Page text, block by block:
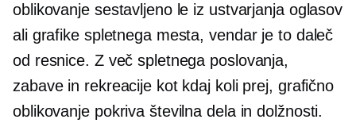
oblikovanje sestavljeno le iz ustvarjanja oglasov
ali grafike spletnega mesta, vendar je to daleč
od resnice. Z več spletnega poslovanja,
zabave in rekreacije kot kdaj koli prej, grafično
oblikovanje pokriva številna dela in dolžnosti.